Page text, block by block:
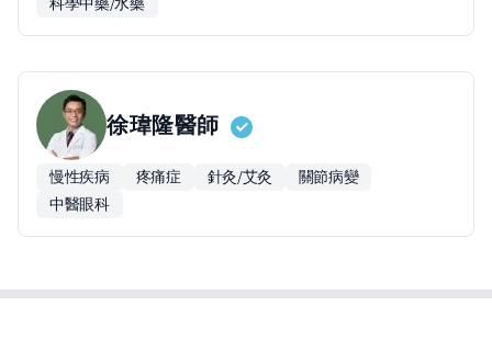
徐瑋隆醫師
慢性疾病 疼痛症 針灸/艾灸
關節病變
中醫眼科